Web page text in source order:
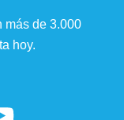
más de 3.000
hoy.